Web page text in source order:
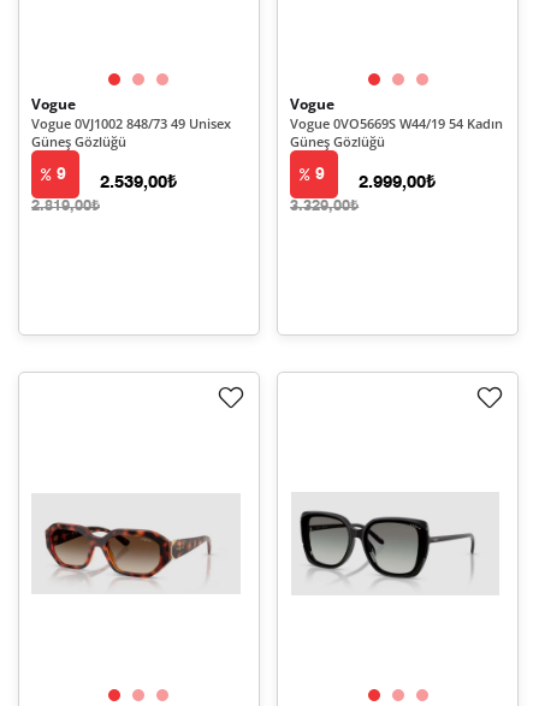
Vogue
Vogue 0VJ1002 848/73 49 Unisex
Güneş Gözlüğü
9
2.819,00₺
2.539,00₺
Vogue
Vogue 0VO5669S W44/19 54 Kadın
Güneş Gözlüğü
9
3.329,00₺
2.999,00₺